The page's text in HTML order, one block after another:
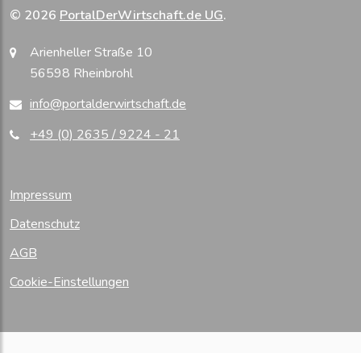
© 2026 PortalDerWirtschaft.de UG.
Arienheller Straße 10
56598 Rheinbrohl
info@portalderwirtschaft.de
+49 (0) 2635 / 9224 - 21
Impressum
Datenschutz
AGB
Cookie-Einstellungen